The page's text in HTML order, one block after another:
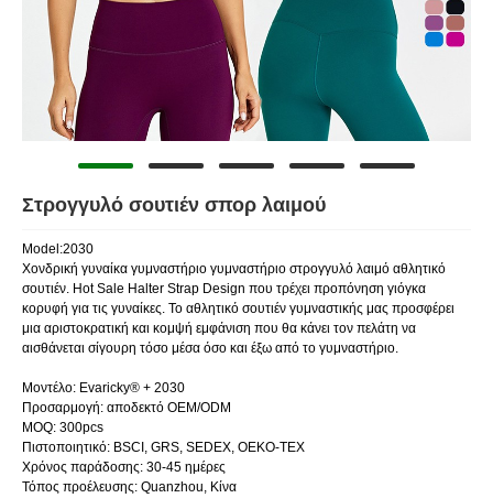
Στρογγυλό σουτιέν σπορ λαιμού
Model:2030
Χονδρική γυναίκα γυμναστήριο γυμναστήριο στρογγυλό λαιμό αθλητικό
σουτιέν. Hot Sale Halter Strap Design που τρέχει προπόνηση γιόγκα
κορυφή για τις γυναίκες. Το αθλητικό σουτιέν γυμναστικής μας προσφέρει
μια αριστοκρατική και κομψή εμφάνιση που θα κάνει τον πελάτη να
αισθάνεται σίγουρη τόσο μέσα όσο και έξω από το γυμναστήριο.
Μοντέλο: Evaricky® + 2030
Προσαρμογή: αποδεκτό OEM/ODM
MOQ: 300pcs
Πιστοποιητικό: BSCI, GRS, SEDEX, OEKO-TEX
Χρόνος παράδοσης: 30-45 ημέρες
Τόπος προέλευσης: Quanzhou, Κίνα